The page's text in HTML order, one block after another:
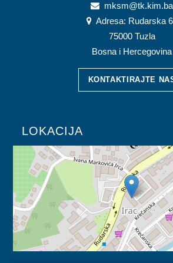
mksm@tk.kim.ba
Adresa: Rudarska
75000 Tuzla
Bosna i Hercegovina
KONTAKTIRAJTE
LOKACIJA